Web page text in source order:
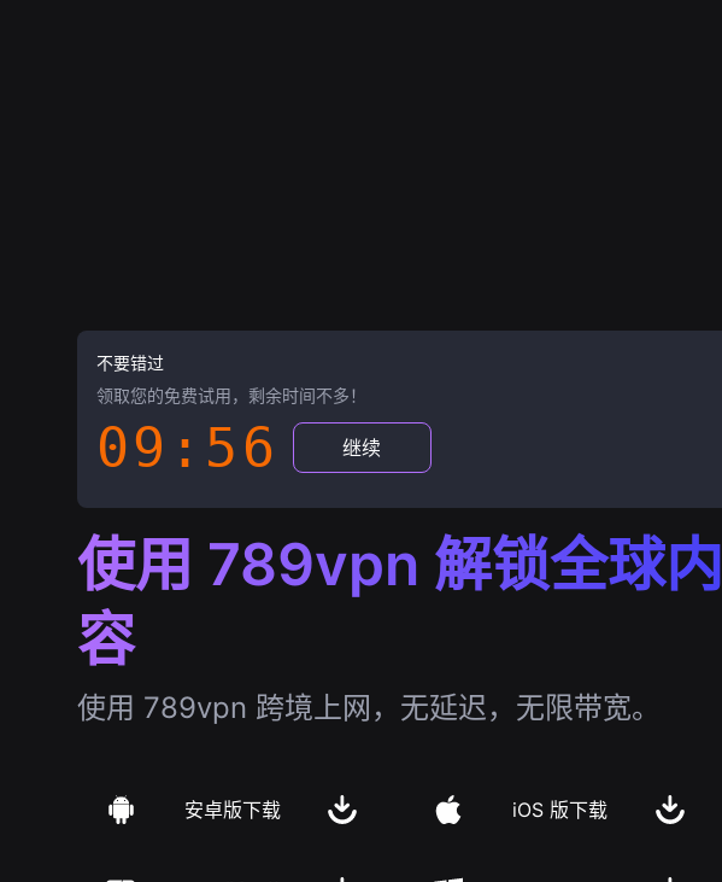
不要错过
领取您的免费试用，剩余时间不多！
09:55 继续
使用 789vpn 解锁全球内
容
使用 789vpn 跨境上网，无延迟，无限带宽。
安卓版下载 iOS 版下载